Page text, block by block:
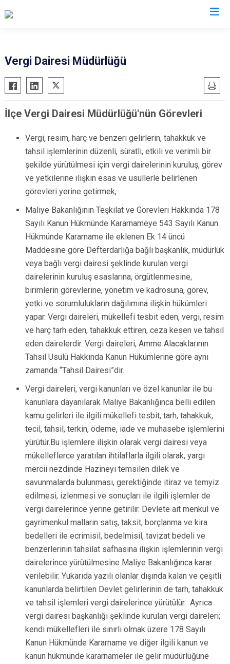
Ahmetli
Akhisar
Alaşehir
Gölmarmara
Kırkağaç
Köprübaşı
Saruhanlı
Soma
Turgutlu
Şehzadeler
Vergi Dairesi Müdürlüğü
İlçe Vergi Dairesi Müdürlüğü'nün Görevleri
Vergi, resim, harç ve benzeri gelirlerin, tahakkuk ve
tahsil işlemlerinin düzenli, süratli, etkili ve verimli bir
şekilde yürütülmesi için vergi dairelerinin kuruluş, görev
ve yetkilerine ilişkin esas ve usullerle belirlenen
görevleri yerine getirmek,
Maliye Bakanlığının Teşkilat ve Görevleri Hakkında 178
Sayılı Kanun Hükmünde Kararnameye 543 Sayılı Kanun
Hükmünde Kararname ile eklenen Ek 14 üncü
Maddesine göre Defterdarlığa bağlı başkanlık, müdürlük
veya bağlı vergi dairesi şeklinde kurulan vergi
dairelerinin kuruluş esaslarına, örgütlenmesine,
birimlerin görevlerine, yönetim ve kadrosuna, görev,
yetki ve sorumlulukların dağılımına ilişkin hükümleri
yapar. Vergi daireleri, mükellefi tesbit eden, vergi, resim
ve harç tarh eden, tahakkuk ettiren, ceza kesen ve tahsil
eden dairelerdir. Vergi daireleri, Amme Alacaklarının
Tahsil Usulü Hakkında Kanun Hükümlerine göre aynı
zamanda “Tahsil Dairesi”dir.
Vergi daireleri, vergi kanunları ve özel kanunlar ile bu
kanunlara dayanılarak Maliye Bakanlığınca belli edilen
kamu gelirleri ile ilgili mükellefi tesbit, tarh, tahakkuk,
tecil, tahsil, terkin, ödeme, iade ve muhasebe işlemlerini
yürütür.Bu işlemlere ilişkin olarak vergi dairesi veya
mükelleflerce yaratılan ihtilaflarla ilgili olarak, yargı
mercii nezdinde Hazineyi temsilen dilek ve
savunmalarda bulunması, gerektiğinde itiraz ve temyiz
edilmesi, izlenmesi ve sonuçları ile ilgili işlemler de
vergi dairelerince yerine getirilir. Devlete ait menkul ve
gayrimenkul malların satış, taksit, borçlanma ve kira
bedelleri ile ecrimisil, bedelmisil, tavizat bedeli ve
benzerlerinin tahsilat safhasına ilişkin işlemlerinin vergi
dairelerince yürütülmesine Maliye Bakanlığınca karar
verilebilir. Yukarıda yazılı olanlar dışında kalan ve çeşitli
kanunlarda belirtilen Devlet gelirlerinin de tarh, tahakkuk
ve tahsil işlemleri vergi dairelerince yürütülür. Ayrıca
vergi dairesi başkanlığı şeklinde kurulan vergi daireleri;
kendi mükellefleri ile sınırlı olmak üzere 178 Sayılı
Kanun Hükmünde Kararname ve diğer ilgili kanun ve
kanun hükmünde kararnameler ile gelir müdürlüğüne